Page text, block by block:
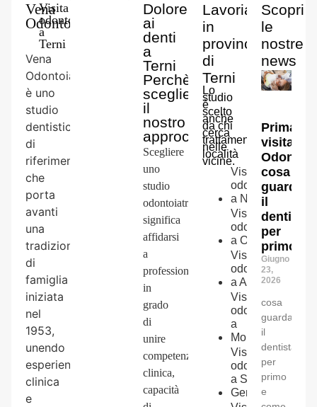
Vena
Odontoiatria
-
Visita
odontoiatrica
a
Terni
Vena
Odontoiatria
è uno
studio
dentistico
di
riferimento
che
porta
avanti
una
tradizione
di
famiglia
iniziata
nel
1953,
unendo
esperienza
clinica
e
Dolore
ai
denti
a
Terni
Perchè
scegliere
il
nostro
approccio
Scegliere
uno
studio
odontoiatrico
significa
affidarsi
a
professionisti
in
grado
di
unire
competenza
clinica,
capacità
Lavoriamo
in
provincia
di
Terni
Lo
studio
è
scelto
anche
da chi
cerca
trattamenti
nelle
località
vicine.
Visita
odontoiatrica
a Narni
Visita
odontoiatrica
a Orvieto
Visita
odontoiatrica
aAmelia
Visita
odontoiatrica
a
Montecastrilli
Visita
odontoiatrica
a San
Gemini
Scopri
le
nostre
news
Prima
visita
cosa
guarda
il
dentista
per
primo
Giugno
23,
2026
cosa
guarda
il
dentista
per
primo
e